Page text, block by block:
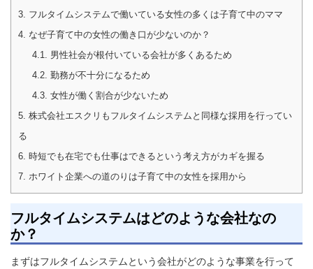
3. フルタイムシステムで働いている女性の多くは子育て中のママ
4. なぜ子育て中の女性の働き口が少ないのか？
4.1.
男性社会が根付いている会社が多くあるため
4.2. 勤務が不十分になるため
4.3. 女性が働く割合が少ないため
5. 株式会社エスクリもフルタイムシステムと同様な採用を行ってい
る
6. 時短でも在宅でも仕事はできるという考え方がカギを握る
7. ホワイト企業への道のりは子育て中の女性を採用から
フルタイムシステムはどのような会社なの
か？
まずはフルタイムシステムという会社がどのような事業を行って